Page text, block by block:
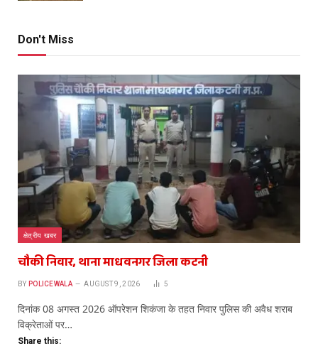
Don't Miss
क्षेत्रीय खबर
चौकी निवार, थाना माधवनगर जिला कटनी
BY POLICEWALA AUGUST 9, 2026 5
दिनांक 08 अगस्त 2026 ऑपरेशन शिकंजा के तहत निवार पुलिस की अवैध शराब
विक्रेताओं पर…
Share this: